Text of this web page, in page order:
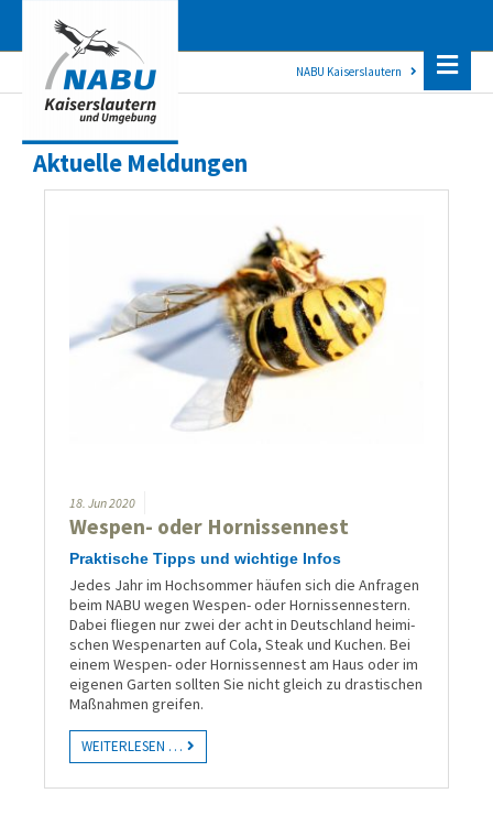
NABU Kaiserslautern Aktuelles
Aktuelle Meldungen
18. Jun 2020
Wespen- oder Hornissennest
Praktische Tipps und wichtige Infos
Jedes Jahr im Hoch­sommer häu­fen sich die An­fragen
beim NABU wegen Wespen- oder Hor­nis­sen­nestern.
Dabei fliegen nur zwei der acht in Deutsch­land heimi­
schen Wes­pen­arten auf Cola, Steak und Kuchen. Bei
einem Wes­pen- oder Hor­nis­sen­nest am Haus oder im
eige­nen Gar­ten soll­ten Sie nicht gleich zu dras­tischen
Maß­nahmen greifen.
WEITERLESEN …